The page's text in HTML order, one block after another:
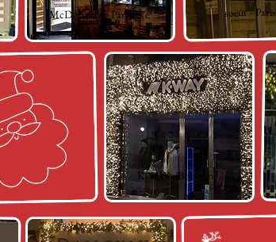
McDonald's - Paris 17e soeur - Paris
K-WAY - Boulogne